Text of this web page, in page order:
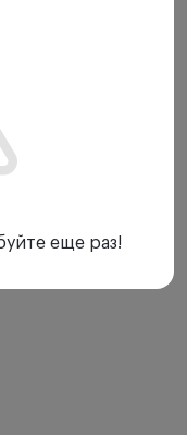
еще раз!